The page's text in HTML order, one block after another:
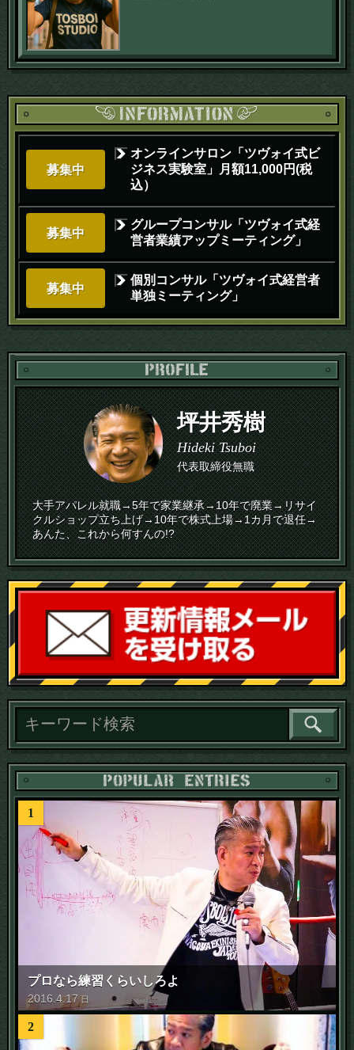
募集中
オンラインサロン「ツヴォイ式ビ
ジネス実験室」月額11,000円(税
込）
募集中
グループコンサル「ツヴォイ式経
営者業績アップミーティング」
募集中
個別コンサル「ツヴォイ式経営者
単独ミーティング」
坪井秀樹
Hideki Tsuboi
代表取締役無職
大手アパレル就職→5年で家業継承→10年で廃業→リサイ
クルショップ立ち上げ→10年で株式上場→1カ月で退任→
あんた、これから何すんの!?
読
1
プロなら練習くらいしろよ
2016 .4.17 日
2